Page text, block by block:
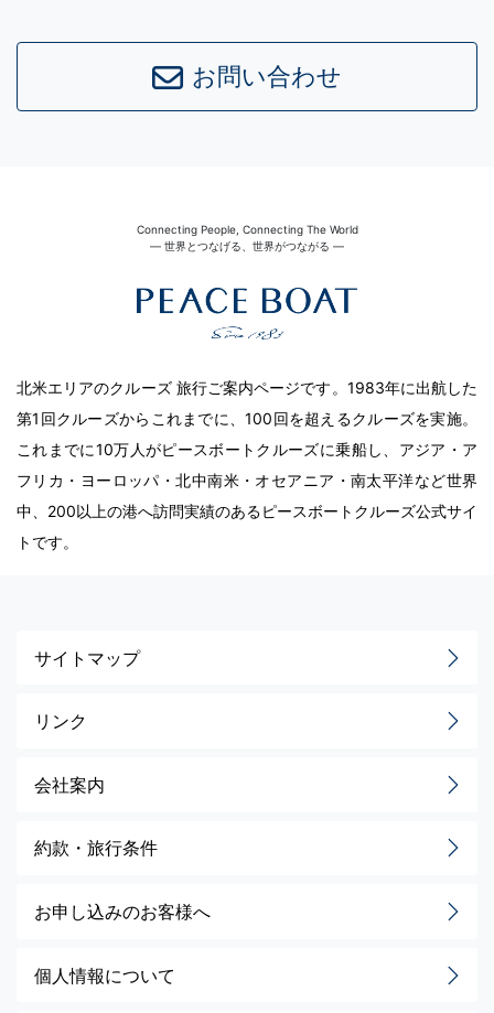
お問い合わせ
Connecting People, Connecting The World
― 世界とつなげる、世界がつながる ―
北米エリアのクルーズ 旅行ご案内ページです。1983年に出航した
第1回クルーズからこれまでに、100回を超えるクルーズを実施。
これまでに10万人がピースボートクルーズに乗船し、アジア・ア
フリカ・ヨーロッパ・北中南米・オセアニア・南太平洋など世界
中、200以上の港へ訪問実績のあるピースボートクルーズ公式サイ
トです。
サイトマップ
リンク
会社案内
約款・旅行条件
お申し込みのお客様へ
個人情報について